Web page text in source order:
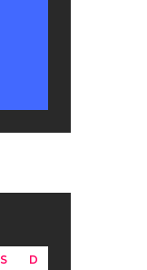
S D